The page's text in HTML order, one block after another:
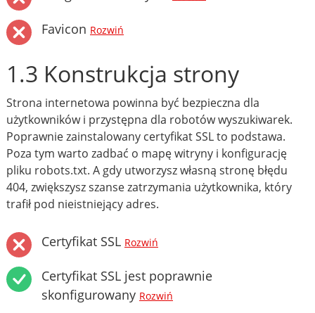
Favicon Rozwiń
1.3 Konstrukcja strony
Strona internetowa powinna być bezpieczna dla
użytkowników i przystępna dla robotów wyszukiwarek.
Poprawnie zainstalowany certyfikat SSL to podstawa.
Poza tym warto zadbać o mapę witryny i konfigurację
pliku robots.txt. A gdy utworzysz własną stronę błędu
404, zwiększysz szanse zatrzymania użytkownika, który
trafił pod nieistniejący adres.
Certyfikat SSL Rozwiń
Certyfikat SSL jest poprawnie
skonfigurowany Rozwiń